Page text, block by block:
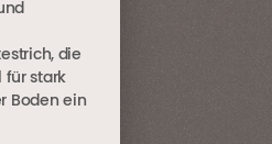
die
für stark
Boden ein